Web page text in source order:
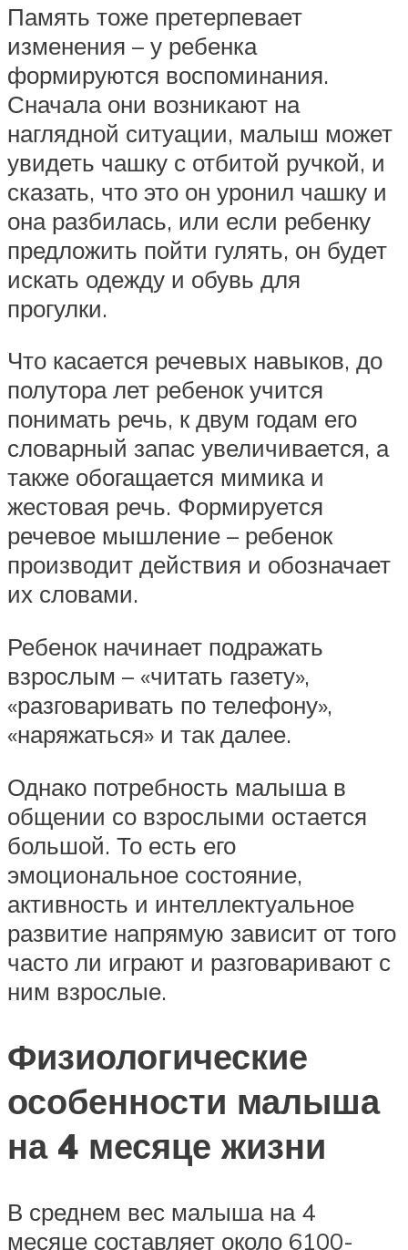
Память тоже претерпевает
изменения – у ребенка
формируются воспоминания.
Сначала они возникают на
наглядной ситуации, малыш может
увидеть чашку с отбитой ручкой, и
сказать, что это он уронил чашку и
она разбилась, или если ребенку
предложить пойти гулять, он будет
искать одежду и обувь для
прогулки.
Что касается речевых навыков, до
полутора лет ребенок учится
понимать речь, к двум годам его
словарный запас увеличивается, а
также обогащается мимика и
жестовая речь. Формируется
речевое мышление – ребенок
производит действия и обозначает
их словами.
Ребенок начинает подражать
взрослым – «читать газету»,
«разговаривать по телефону»,
«наряжаться» и так далее.
Однако потребность малыша в
общении со взрослыми остается
большой. То есть его
эмоциональное состояние,
активность и интеллектуальное
развитие напрямую зависит от того
часто ли играют и разговаривают с
ним взрослые.
Физиологические
особенности малыша
на 4 месяце жизни
В среднем вес малыша на 4
месяце составляет около 6100-